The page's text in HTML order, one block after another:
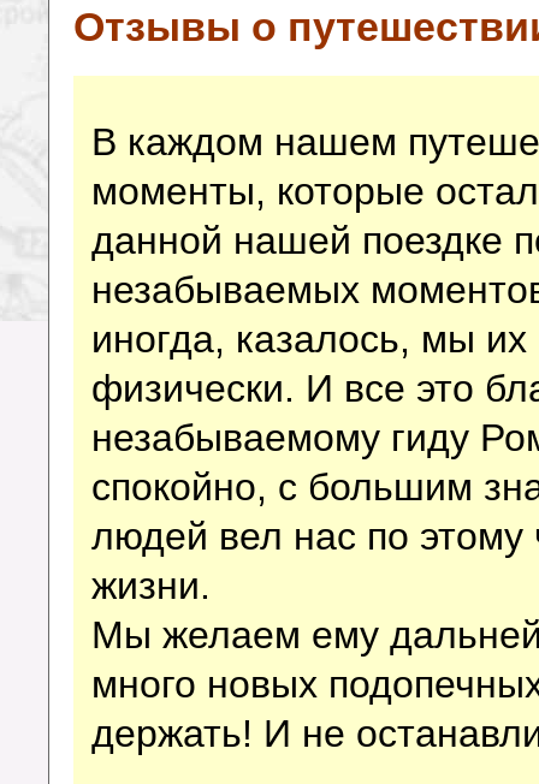
Отзывы о
В каждом нашем
моменты, которые
данной нашей поездке
незабываемых
иногда, казалось, мы
физически. И все это
незабываемому гиду
спокойно, с большим
людей вел нас по этому
жизни.
Мы желаем ему
много новых
держать! И не